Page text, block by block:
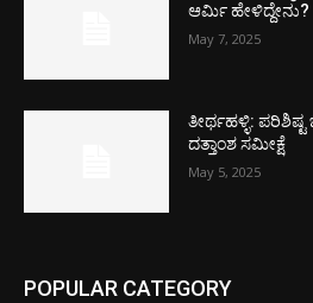
ಆರ್ಮಿ ಹೇಳಿದ್ದೇನು?
May 7, 2025
ತೀರ್ಥಹಳ್ಳಿ:
ದತ್ತಾಂಶ ಸಮೀಕ್ಷೆ
May 5, 2025
POPULAR CATEGORY